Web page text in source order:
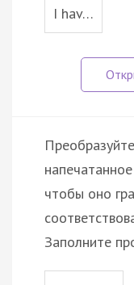
I hav…
чтобы оно
Заполните